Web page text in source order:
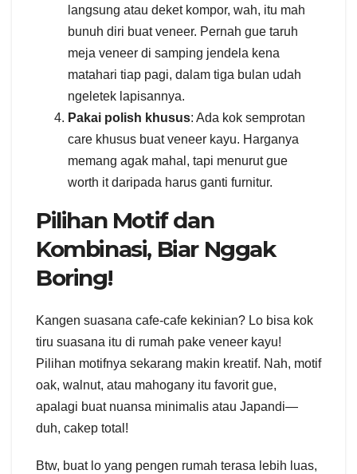
langsung atau deket kompor, wah, itu mah
bunuh diri buat veneer. Pernah gue taruh
meja veneer di samping jendela kena
matahari tiap pagi, dalam tiga bulan udah
ngeletek lapisannya.
Pakai polish khusus: Ada kok semprotan
care khusus buat veneer kayu. Harganya
memang agak mahal, tapi menurut gue
worth it daripada harus ganti furnitur.
Pilihan Motif dan
Kombinasi, Biar Nggak
Boring!
Kangen suasana cafe-cafe kekinian? Lo bisa kok
tiru suasana itu di rumah pake veneer kayu!
Pilihan motifnya sekarang makin kreatif. Nah, motif
oak, walnut, atau mahogany itu favorit gue,
apalagi buat nuansa minimalis atau Japandi—
duh, cakep total!
Btw, buat lo yang pengen rumah terasa lebih luas,